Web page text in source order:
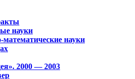
науки
математические науки
2000 — 2003